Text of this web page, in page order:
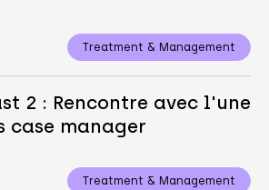
Treatment & Management
2 : Rencontre avec l'une
case manager
Treatment & Management